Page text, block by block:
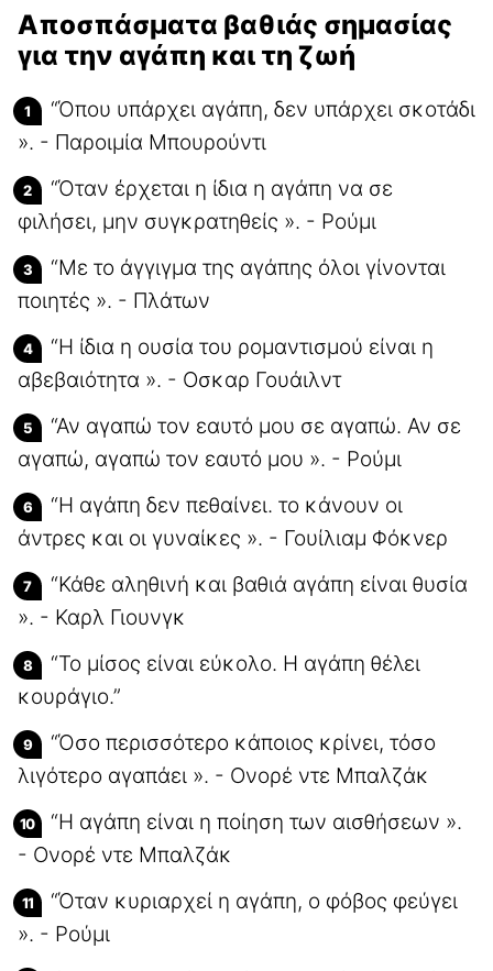
Αποσπάσματα βαθιάς σημασίας
για την αγάπη και τη ζωή
“Όπου υπάρχει αγάπη, δεν υπάρχει σκοτάδι
». - Παροιμία Μπουρούντι
“Όταν έρχεται η ίδια η αγάπη να σε
φιλήσει, μην συγκρατηθείς ». - Ρούμι
“Με το άγγιγμα της αγάπης όλοι γίνονται
ποιητές ». - Πλάτων
“Η ίδια η ουσία του ρομαντισμού είναι η
αβεβαιότητα ». - Οσκαρ Γουάιλντ
“Αν αγαπώ τον εαυτό μου σε αγαπώ. Αν σε
αγαπώ, αγαπώ τον εαυτό μου ». - Ρούμι
“Η αγάπη δεν πεθαίνει. το κάνουν οι
άντρες και οι γυναίκες ». - Γουίλιαμ Φόκνερ
“Κάθε αληθινή και βαθιά αγάπη είναι θυσία
». - Καρλ Γιουνγκ
“Το μίσος είναι εύκολο. Η αγάπη θέλει
κουράγιο.”
“Όσο περισσότερο κάποιος κρίνει, τόσο
λιγότερο αγαπάει ». - Ονορέ ντε Μπαλζάκ
“Η αγάπη είναι η ποίηση των αισθήσεων ».
- Ονορέ ντε Μπαλζάκ
“Όταν κυριαρχεί η αγάπη, ο φόβος φεύγει
». - Ρούμι